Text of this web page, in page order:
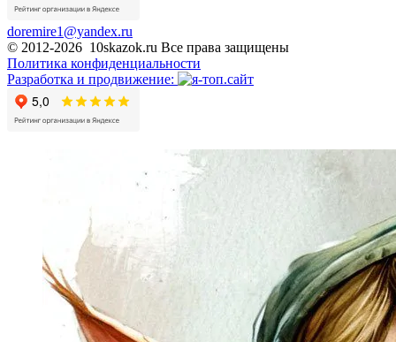
doremire1@yandex.ru
© 2012-2026 10skazok.ru Все права защищены
Политика конфиденциальности
Разработка и продвижение: